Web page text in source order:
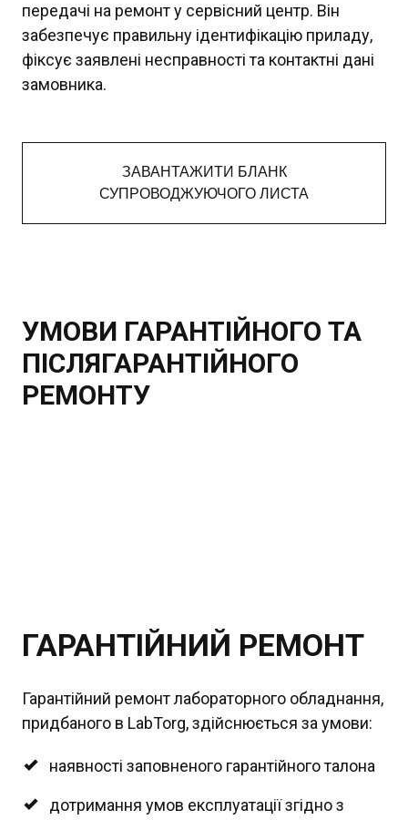
передачі на ремонт у сервісний центр. Він
забезпечує правильну ідентифікацію приладу,
фіксує заявлені несправності та контактні дані
замовника.
ЗАВАНТАЖИТИ БЛАНК
СУПРОВОДЖУЮЧОГО ЛИСТА
УМОВИ ГАРАНТІЙНОГО ТА
ПІСЛЯГАРАНТІЙНОГО
РЕМОНТУ
ГАРАНТІЙНИЙ РЕМОНТ
Гарантійний ремонт лабораторного обладнання,
придбаного в LabTorg, здійснюється за умови:
наявності заповненого гарантійного талона
дотримання умов експлуатації згідно з